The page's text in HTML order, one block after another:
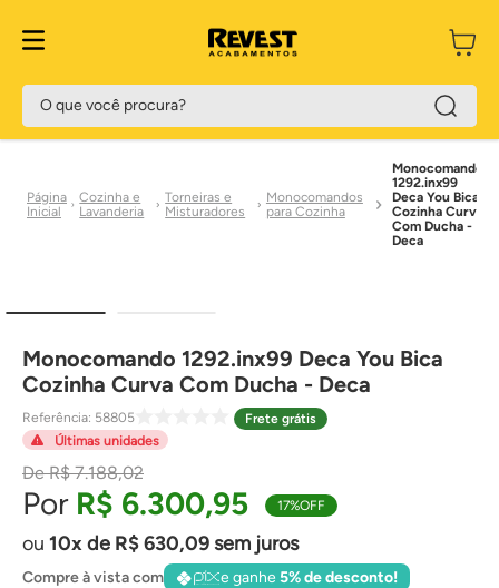
O que você procura?
Cozinha e
Lavanderia
Torneiras e
Misturadores
Monocomandos
para Cozinha
Monocomando
1292.inx99
Deca You Bica
Cozinha Curva
Com Ducha -
Deca
Monocomando 1292.inx99 Deca You Bica
Cozinha Curva Com Ducha - Deca
Referência: 58805
Frete grátis
Últimas unidades
R$ 7.188,02
R$ 6.300,95 17%OFF
10 de R$630,09sem juros
Compre à vista com e ganhe5% de desconto!